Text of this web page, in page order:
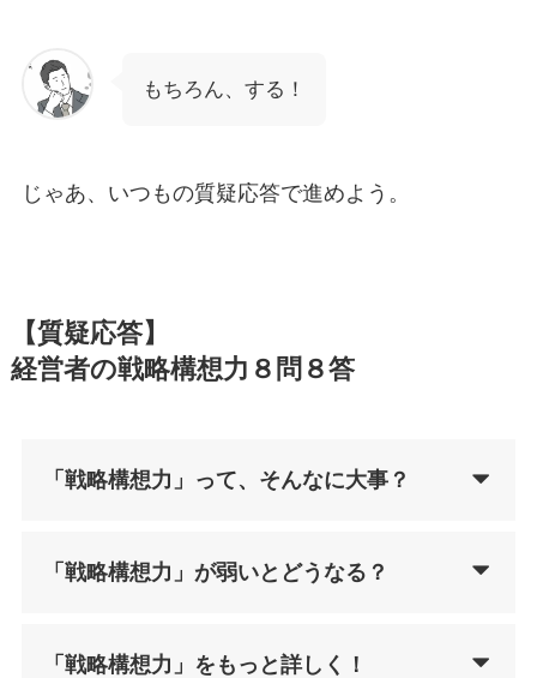
もちろん、する！
じゃあ、いつもの質疑応答で進めよう。
【質疑応答】
経営者の戦略構想力８問８答
「戦略構想力」って、そんなに大事？
「戦略構想力」が弱いとどうなる？
「戦略構想力」をもっと詳しく！